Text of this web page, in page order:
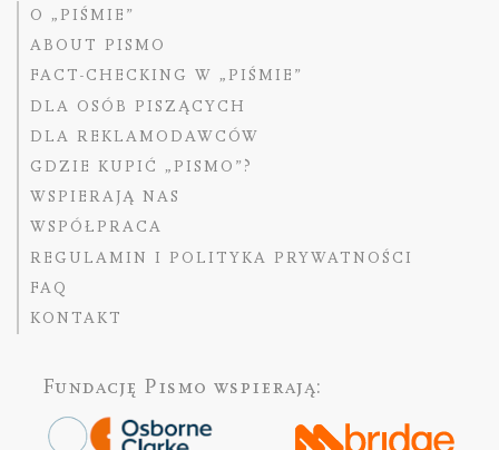
O „PIŚMIE”
ABOUT PISMO
FACT-CHECKING W „PIŚMIE”
DLA OSÓB PISZĄCYCH
DLA REKLAMODAWCÓW
GDZIE KUPIĆ „PISMO”?
WSPIERAJĄ NAS
WSPÓŁPRACA
REGULAMIN I POLITYKA PRYWATNOŚCI
FAQ
KONTAKT
Fundację Pismo wspierają: